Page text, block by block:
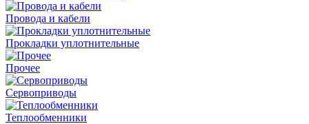
Провода и кабели
Прокладки уплотнительные
Прочее
Сервоприводы
Теплообменники